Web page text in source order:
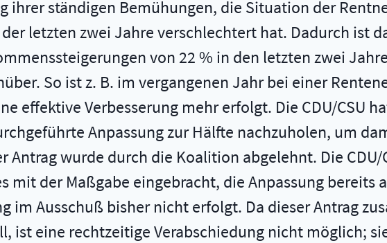
ihrer ständigen Bemühungen, die Situation der
letzten zwei Jahre verschlechtert hat. Dadurch ist
von 22 % in den letzten zwei
So ist z. B. im vergangenen Jahr bei einer
effektive Verbesserung mehr erfolgt. Die CDU/CSU
Anpassung zur Hälfte nachzuholen, um
wurde durch die Koalition abgelehnt. Die CDU/
mit der Maßgabe eingebracht, die Anpassung bereits
im Ausschuß bisher nicht erfolgt. Da dieser Antrag
ist eine rechtzeitige Verabschiedung nicht möglich;